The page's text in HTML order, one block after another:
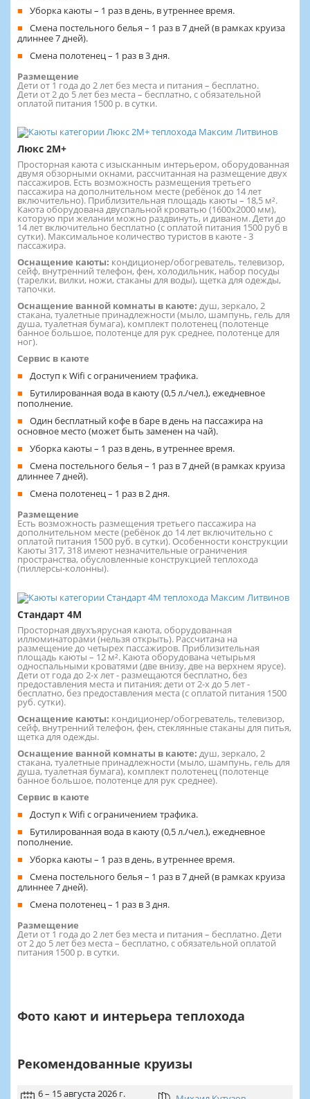
Уборка каюты – 1 раз в день, в утреннее время.
Смена постельного белья – 1 раз в 7 дней (в рамках круиза
длиннее 7 дней).
Смена полотенец – 1 раз в 3 дня.
Размещение
Дети от 1 года до 2 лет без места и питания – бесплатно.
Дети от 2 до 5 лет без места – бесплатно, с обязательной
оплатой питания 1500 р. в сутки.
Люкс 2М+
Просторная каюта с изысканным интерьером, оборудованная
двумя обзорными окнами, рассчитанная на размещение двух
пассажиров. Есть возможность размещения третьего
пассажира на дополнительном месте (ребёнок до 14 лет
включительно). Приблизительная площадь каюты – 18,5 м².
Каюта оборудована двуспальной кроватью (1600х2000 мм),
которую при желании можно раздвинуть, и диваном. Дети до
14 лет включительно бесплатно (с оплатой питания 1500 руб в
сутки). Максимальное количество туристов в каюте - 3
пассажира.
Оснащение каюты: кондиционер/обогреватель, телевизор,
сейф, внутренний телефон, фен, холодильник, набор посуды
(тарелки, вилки, ножи, стаканы для воды), щетка для одежды,
тапочки.
Оснащение ванной комнаты в каюте: душ, зеркало, 2
стакана, туалетные принадлежности (мыло, шампунь, гель для
душа, туалетная бумага), комплект полотенец (полотенце
банное большое, полотенце для рук среднее, полотенце для
ног).
Сервис в каюте
Доступ к Wifi с ограничением трафика.
Бутилированная вода в каюту (0,5 л./чел.), ежедневное
пополнение.
Один бесплатный кофе в баре в день на пассажира на
основное место (может быть заменен на чай).
Уборка каюты – 1 раз в день, в утреннее время.
Смена постельного белья – 1 раз в 7 дней (в рамках круиза
длиннее 7 дней).
Смена полотенец – 1 раз в 2 дня.
Размещение
Есть возможность размещения третьего пассажира на
дополнительном месте (ребёнок до 14 лет включительно с
оплатой питания 1500 руб. в сутки). Особенности конструкции
Каюты 317, 318 имеют незначительные ограничения
пространства, обусловленные конструкцией теплохода
(пиллерсы-колонны).
Стандарт 4M
Просторная двухъярусная каюта, оборудованная
иллюминаторами (нельзя открыть). Рассчитана на
размещение до четырех пассажиров. Приблизительная
площадь каюты – 12 м². Каюта оборудована четырьмя
односпальными кроватями (две внизу, две на верхнем ярусе).
Дети от года до 2-х лет - размещаются бесплатно, без
предоставления места и питания; дети от 2-х до 5 лет -
бесплатно, без предоставления места (с оплатой питания 1500
руб. сутки).
Оснащение каюты: кондиционер/обогреватель, телевизор,
сейф, внутренний телефон, фен, стеклянные стаканы для питья,
щетка для одежды.
Оснащение ванной комнаты в каюте: душ, зеркало, 2
стакана, туалетные принадлежности (мыло, шампунь, гель для
душа, туалетная бумага), комплект полотенец (полотенце
банное большое, полотенце для рук среднее).
Сервис в каюте
Доступ к Wifi с ограничением трафика.
Бутилированная вода в каюту (0,5 л./чел.), ежедневное
пополнение.
Уборка каюты – 1 раз в день, в утреннее время.
Смена постельного белья – 1 раз в 7 дней (в рамках круиза
длиннее 7 дней).
Смена полотенец – 1 раз в 3 дня.
Размещение
Дети от 1 года до 2 лет без места и питания – бесплатно. Дети
от 2 до 5 лет без места – бесплатно, с обязательной оплатой
питания 1500 р. в сутки.
Фото кают и интерьера теплохода
Рекомендованные круизы
6 – 15 августа 2026 г.